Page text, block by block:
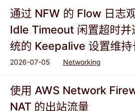
通过 NFW 的 Flow 日志
Idle Timeout 闲置超时并
统的 Keepalive 设置维持
2026-07-05 Networking
使用 AWS Network
NAT 的出站流量